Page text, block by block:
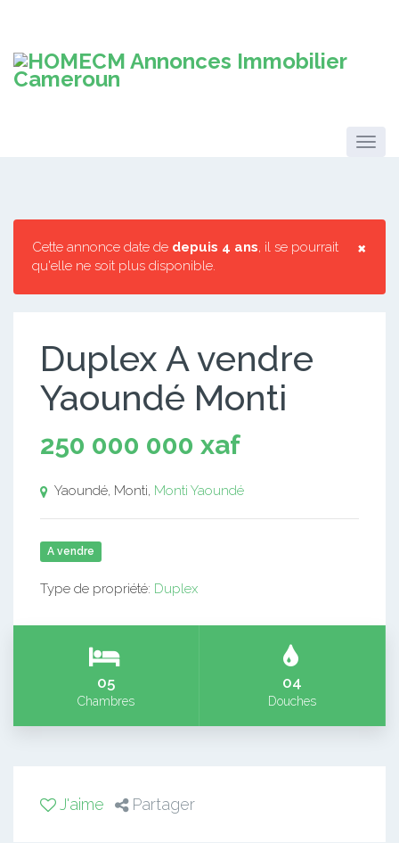
×
Cette annonce date de depuis 4 ans, il se pourrait
qu'elle ne soit plus disponible.
Duplex A vendre
Yaoundé Monti
250 000 000 xaf
Yaoundé, Monti, Monti Yaoundé
A vendre
Type de propriété: Duplex
05
Chambres
04
Douches
J'aime Partager